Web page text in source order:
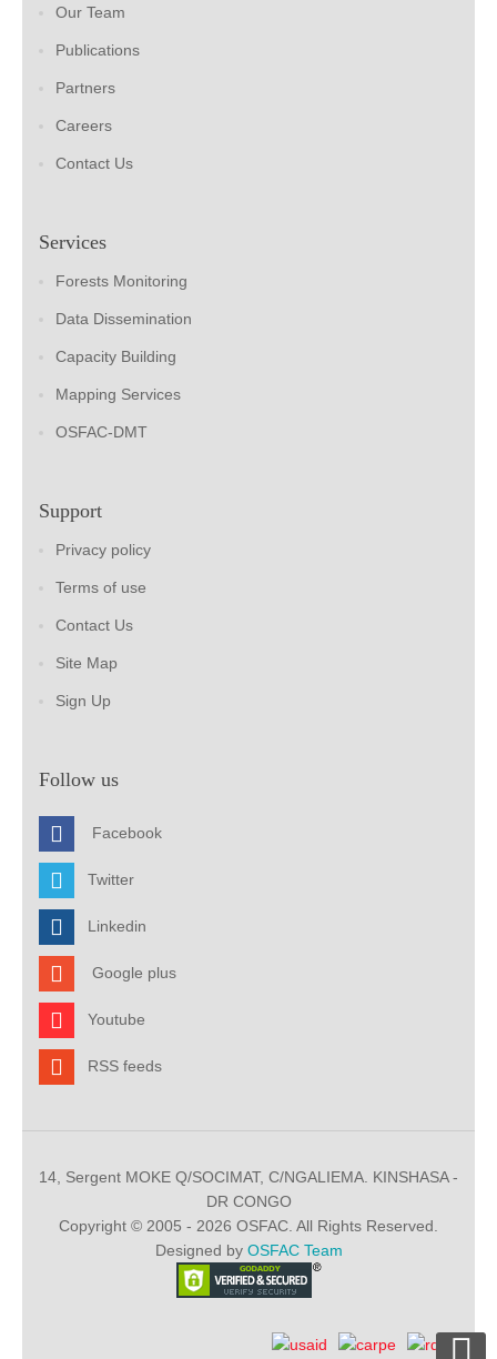
Our Team
Publications
Partners
Careers
Contact Us
Services
Forests Monitoring
Data Dissemination
Capacity Building
Mapping Services
OSFAC-DMT
Support
Privacy policy
Terms of use
Contact Us
Site Map
Sign Up
Follow us
Facebook
Twitter
Linkedin
Google plus
Youtube
RSS feeds
14, Sergent MOKE Q/SOCIMAT, C/NGALIEMA. KINSHASA -
DR CONGO
Copyright © 2005 - 2026 OSFAC. All Rights Reserved.
Designed by OSFAC Team